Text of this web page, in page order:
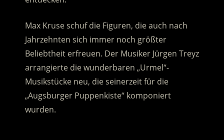
Max Kruse schuf die Figuren, die auch nach
Jahrzehnten sich immer noch größter
Beliebtheit erfreuen. Der Musiker Jürgen Treyz
arrangierte die wunderbaren „Urmel“-
Musikstücke neu, die seinerzeit für die
„Augsburger Puppenkiste“ komponiert
wurden.